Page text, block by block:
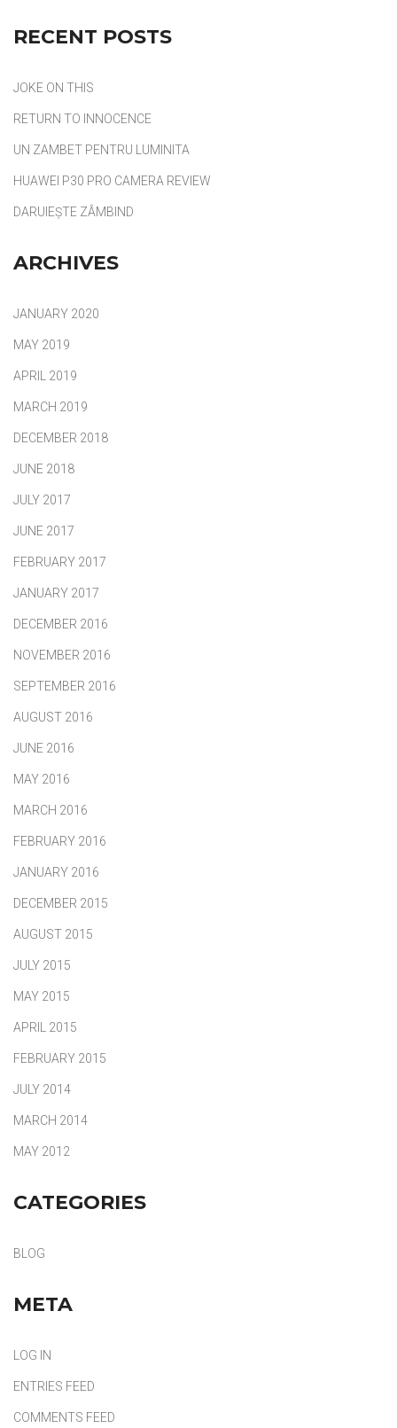
RECENT POSTS
JOKE ON THIS
RETURN TO INNOCENCE
UN ZAMBET PENTRU LUMINITA
HUAWEI P30 PRO CAMERA REVIEW
DARUIEȘTE ZÂMBIND
ARCHIVES
JANUARY 2020
MAY 2019
APRIL 2019
MARCH 2019
DECEMBER 2018
JUNE 2018
JULY 2017
JUNE 2017
FEBRUARY 2017
JANUARY 2017
DECEMBER 2016
NOVEMBER 2016
SEPTEMBER 2016
AUGUST 2016
JUNE 2016
MAY 2016
MARCH 2016
FEBRUARY 2016
JANUARY 2016
DECEMBER 2015
AUGUST 2015
JULY 2015
MAY 2015
APRIL 2015
FEBRUARY 2015
JULY 2014
MARCH 2014
MAY 2012
CATEGORIES
BLOG
META
LOG IN
ENTRIES FEED
COMMENTS FEED